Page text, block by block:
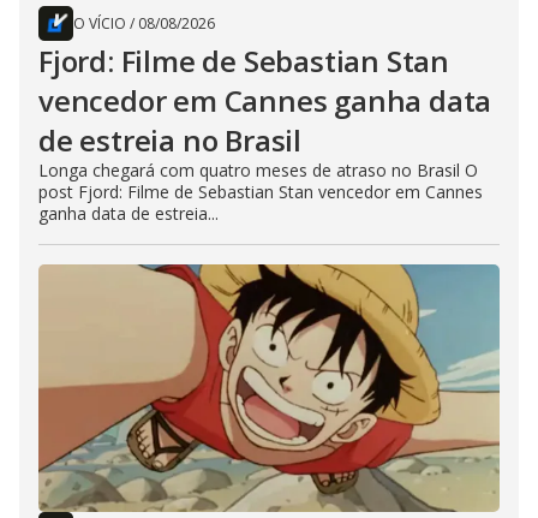
O VÍCIO / 08/08/2026
Fjord: Filme de Sebastian Stan
vencedor em Cannes ganha data
de estreia no Brasil
Longa chegará com quatro meses de atraso no Brasil O
post Fjord: Filme de Sebastian Stan vencedor em Cannes
ganha data de estreia...